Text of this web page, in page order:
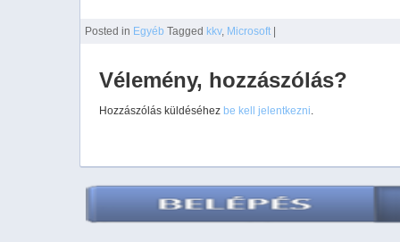
Posted in Egyéb Tagged kkv, Microsoft |
Vélemény, hozzászólás?
Hozzászólás küldéséhez be kell jelentkezni.